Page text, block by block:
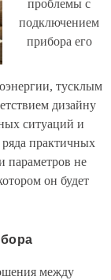
проблемы с
подключением
прибора его
тусклым
дизайну
ситуаций и
практичных
параметров не
он будет
между